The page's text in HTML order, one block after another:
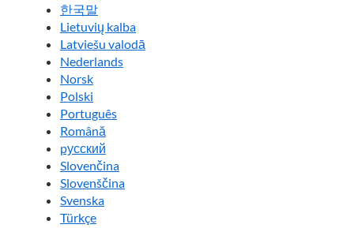
한국말
Lietuvių kalba
Latviešu valodā
Nederlands
Norsk
Polski
Português
Română
pусский
Slovenčina
Slovenščina
Svenska
Türkçe